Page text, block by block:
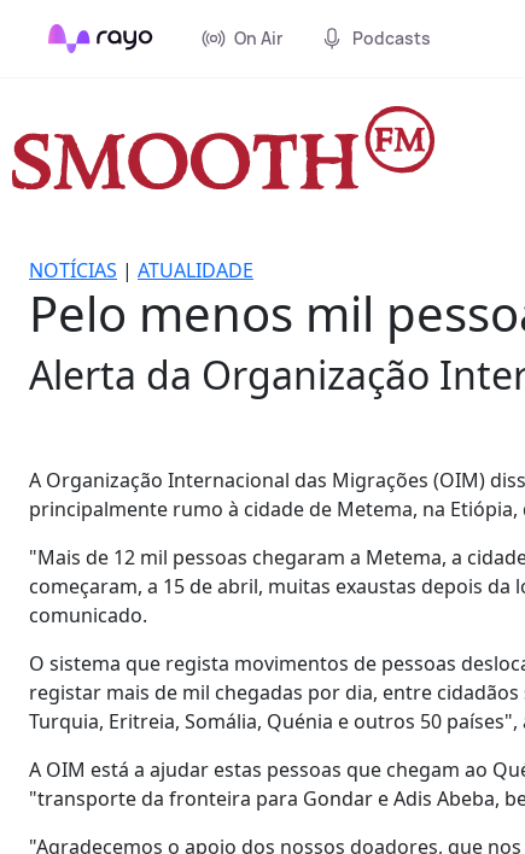
On Air Podcasts
NOTÍCIAS | ATUALIDADE
Pelo menos mil
Alerta da Organização
A Organização Internacional das Migrações (OIM)
principalmente rumo à cidade de Metema, na
"Mais de 12 mil pessoas chegaram a Metema, a
começaram, a 15 de abril, muitas exaustas depois
comunicado.
O sistema que regista movimentos de pessoas
registar mais de mil chegadas por dia, entre
Turquia, Eritreia, Somália, Quénia e outros 50
A OIM está a ajudar estas pessoas que chegam ao
"transporte da fronteira para Gondar e Adis Abeba,
"Agradecemos o apoio dos nossos doadores, que